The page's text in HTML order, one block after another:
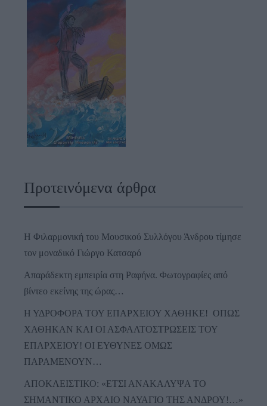
Προτεινόμενα άρθρα
Η Φιλαρμονική του Μουσικού Συλλόγου Άνδρου τίμησε
τον μοναδικό Γιώργο Κατσαρό
Απαράδεκτη εμπειρία στη Ραφήνα. Φωτογραφίες από
βίντεο εκείνης της ώρας…
Η ΥΔΡΟΦΟΡΑ ΤΟΥ ΕΠΑΡΧΕΙΟΥ ΧΑΘΗΚΕ! ΟΠΩΣ
ΧΑΘΗΚΑΝ ΚΑΙ ΟΙ ΑΣΦΑΛΤΟΣΤΡΩΣΕΙΣ ΤΟΥ
ΕΠΑΡΧΕΙΟΥ! ΟΙ ΕΥΘΥΝΕΣ ΟΜΩΣ
ΠΑΡΑΜΕΝΟΥΝ…
ΑΠΟΚΛΕΙΣΤΙΚΟ: «ΕΤΣΙ ΑΝΑΚΑΛΥΨΑ ΤΟ
ΣΗΜΑΝΤΙΚΟ ΑΡΧΑΙΟ ΝΑΥΑΓΙΟ ΤΗΣ ΑΝΔΡΟΥ!…»